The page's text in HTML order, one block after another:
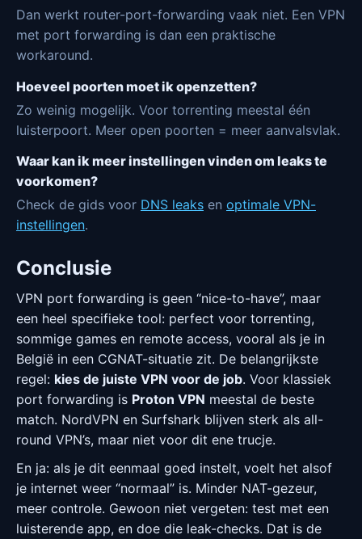
Dan werkt router-port-forwarding vaak niet. Een VPN
met port forwarding is dan een praktische
workaround.
Hoeveel poorten moet ik openzetten?
Zo weinig mogelijk. Voor torrenting meestal één
luisterpoort. Meer open poorten = meer aanvalsvlak.
Waar kan ik meer instellingen vinden om leaks te
voorkomen?
Check de gids voor DNS leaks en optimale VPN-
instellingen.
Conclusie
VPN port forwarding is geen “nice-to-have”, maar
een heel specifieke tool: perfect voor torrenting,
sommige games en remote access, vooral als je in
België in een CGNAT-situatie zit. De belangrijkste
regel: kies de juiste VPN voor de job. Voor klassiek
port forwarding is Proton VPN meestal de beste
match. NordVPN en Surfshark blijven sterk als all-
round VPN’s, maar niet voor dit ene trucje.
En ja: als je dit eenmaal goed instelt, voelt het alsof
je internet weer “normaal” is. Minder NAT-gezeur,
meer controle. Gewoon niet vergeten: test met een
luisterende app, en doe die leak-checks. Dat is de